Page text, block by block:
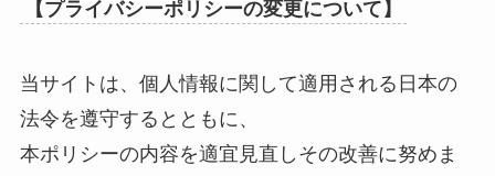
【プライバシーポリシーの変更について】
当サイトは、個人情報に関して適用される日本の
法令を遵守するとともに、
本ポリシーの内容を適宜見直しその改善に努めま